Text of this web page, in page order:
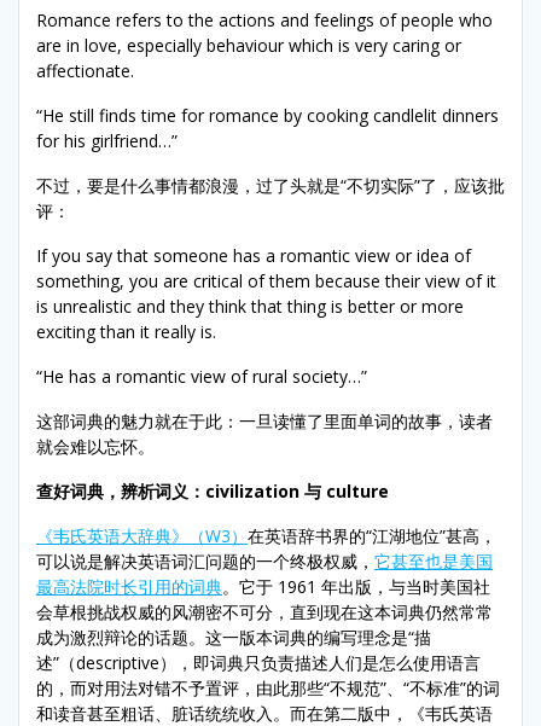
Romance refers to the actions and feelings of people who
are in love, especially behaviour which is very caring or
affectionate.
“He still finds time for romance by cooking candlelit dinners
for his girlfriend…”
不过，要是什么事情都浪漫，过了头就是“不切实际”了，应该批
评：
If you say that someone has a romantic view or idea of
something, you are critical of them because their view of it
is unrealistic and they think that thing is better or more
exciting than it really is.
“He has a romantic view of rural society…”
这部词典的魅力就在于此：一旦读懂了里面单词的故事，读者
就会难以忘怀。
查好词典，辨析词义： civilization 与 culture
《韦氏英语大辞典》（W3） 在英语辞书界的“江湖地位”甚高，
可以说是解决英语词汇问题的一个终极权威， 它甚至也是美国
最高法院时长引用的词典。它于 1961 年出版，与当时美国社
会草根挑战权威的风潮密不可分，直到现在这本词典仍然常常
成为激烈辩论的话题。这一版本词典的编写理念是“描
述”（descriptive），即词典只负责描述人们是怎么使用语言
的，而对用法对错不予置评，由此那些“不规范”、“不标准”的词
和读音甚至粗话、脏话统统收入。而在第二版中，《韦氏英语